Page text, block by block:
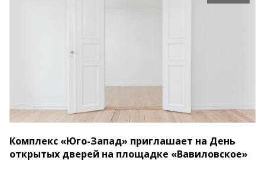
Комплекс «Юго-Запад» приглашает на День
открытых дверей на площадке «Вавиловское»